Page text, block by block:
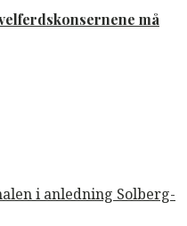
må
i anledning Solberg-